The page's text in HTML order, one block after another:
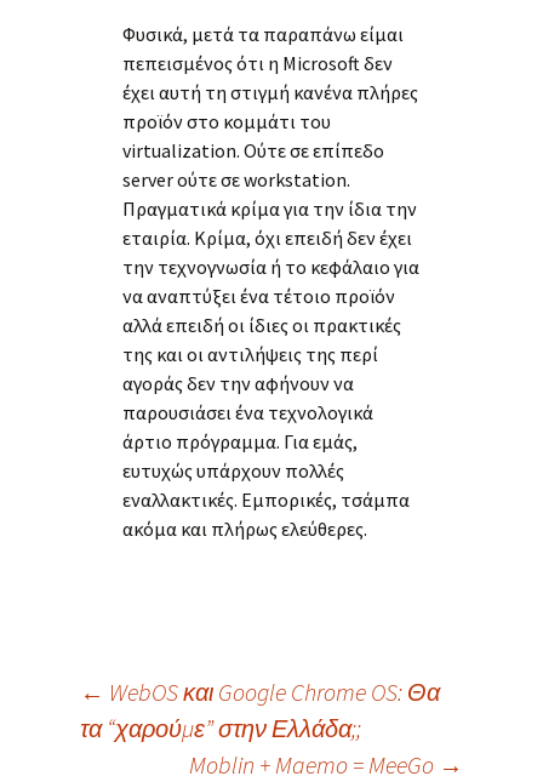
Φυσικά, μετά τα παραπάνω είμαι
πεπεισμένος ότι η Microsoft δεν
έχει αυτή τη στιγμή κανένα πλήρες
προϊόν στο κομμάτι του
virtualization. Ούτε σε επίπεδο
server ούτε σε workstation.
Πραγματικά κρίμα για την ίδια την
εταιρία. Κρίμα, όχι επειδή δεν έχει
την τεχνογνωσία ή το κεφάλαιο για
να αναπτύξει ένα τέτοιο προϊόν
αλλά επειδή οι ίδιες οι πρακτικές
της και οι αντιλήψεις της περί
αγοράς δεν την αφήνουν να
παρουσιάσει ένα τεχνολογικά
άρτιο πρόγραμμα. Για εμάς,
ευτυχώς υπάρχουν πολλές
εναλλακτικές. Εμπορικές, τσάμπα
ακόμα και πλήρως ελεύθερες.
Post
← WebOS και Google Chrome OS: Θα
τα “χαρούμε” στην Ελλάδα;;
Moblin + Maemo = MeeGo →